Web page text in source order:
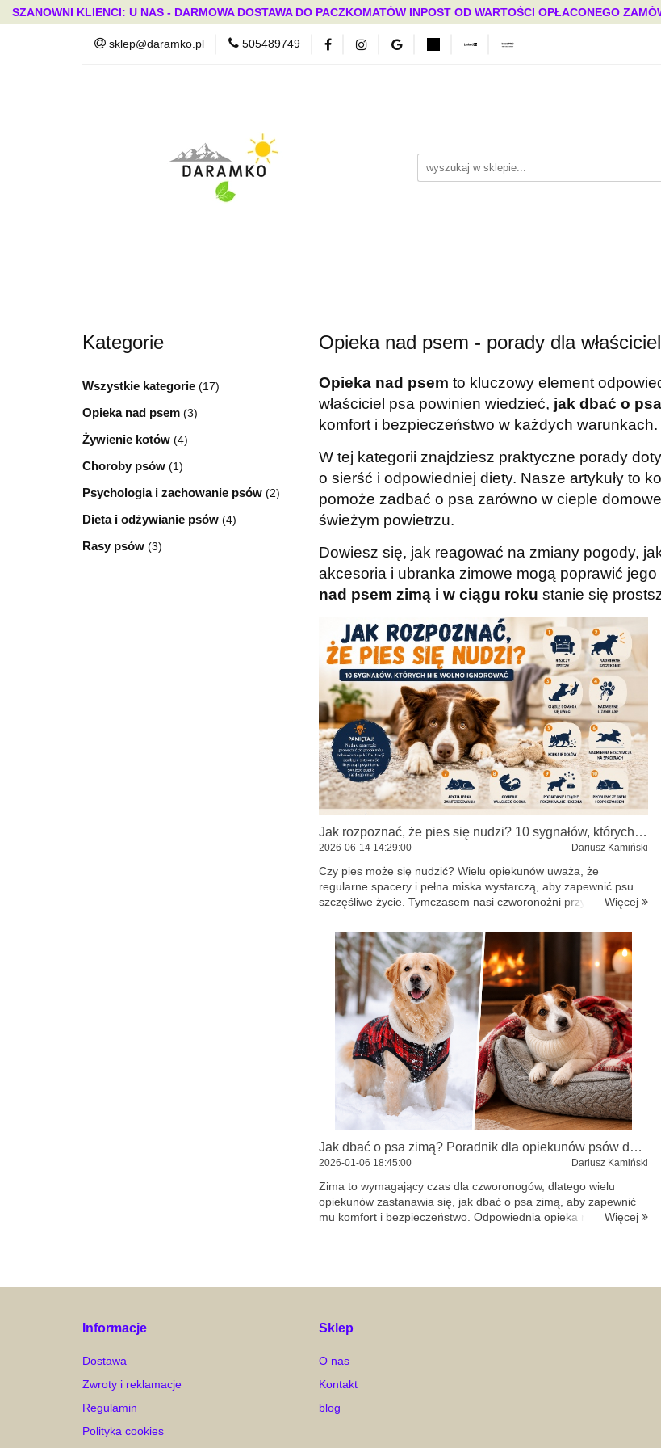
SZANOWNI KLIENCI: U NAS - DARMOWA DOSTAWA DO PACZKOMATÓW INPOST OD WARTOŚCI OPŁACONEGO
sklep@daramko.pl 505489749Nowości Bestsellery Mega okazje
Kategorie
Wszystkie kategorie (17)
Opieka nad psem (3)
Żywienie kotów (4)
Choroby psów (1)
Psychologia i zachowanie psów (2)
Dieta i odżywianie psów (4)
Rasy psów (3)
Opieka nad psem - porady dla
Opieka nad psem to kluczowy element
właściciel psa powinien wiedzieć, jak dbać o psa
komfort i bezpieczeństwo w każdych warunkach.
W tej kategorii znajdziesz praktyczne porady
o sierść i odpowiedniej diety. Nasze artykuły to
pomoże zadbać o psa zarówno w cieple
świeżym powietrzu.
Dowiesz się, jak reagować na zmiany pogody,
akcesoria i ubranka zimowe mogą poprawić
nad psem zimą i w ciągu roku stanie się
Jak rozpoznać, że pies się nudzi? 10 sygnałów, których nie wolno ignorować
2026-06-14 14:29:00 Dariusz Kamiński
Czy pies może się nudzić? Wielu opiekunów uważa, że
regularne spacery i pełna miska wystarczą, aby zapewnić psu
szczęśliwe życie. Tymczasem nasi czworonożni przyjaciele
aktywnoś...
Więcej
Jak dbać o psa zimą? Poradnik dla opiekunów psów domowych i podwórkowych
2026-01-06 18:45:00 Dariusz Kamiński
Zima to wymagający czas dla czworonogów, dlatego wielu
opiekunów zastanawia się, jak dbać o psa zimą, aby zapewnić
mu komfort i bezpieczeństwo. Odpowiednia opieka nad psem
Więcej
Informacje
Dostawa
Zwroty i reklamacje
Regulamin
Polityka cookies
Sklep
O nas
Kontakt
blog